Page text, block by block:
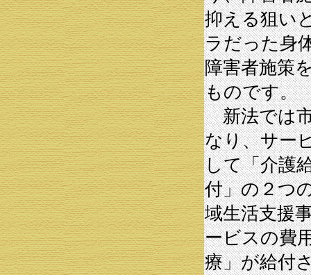
抑える狙い
ラだった身
障害者施策
ものです。
新法では市
なり、サー
して「介護
付」の２つ
域生活支援
ービスの費
療」が給付